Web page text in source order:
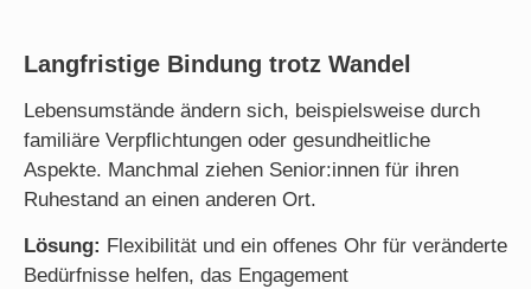
Langfristige Bindung trotz Wandel
Lebensumstände ändern sich, beispielsweise durch
familiäre Verpflichtungen oder gesundheitliche
Aspekte. Manchmal ziehen Senior:innen für ihren
Ruhestand an einen anderen Ort.
Lösung: Flexibilität und ein offenes Ohr für veränderte
Bedürfnisse helfen, das Engagement